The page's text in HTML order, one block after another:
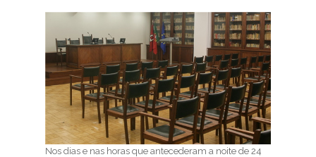
Nos dias e nas horas que antecederam a noite de 24